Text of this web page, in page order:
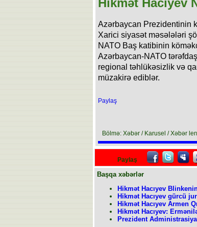
Hikmət Hacıyev
Azərbaycan Prezidentinin
Xarici siyasət məsələləri
NATO Baş katibinin
Azərbaycan-NATO
regional təhlükəsizlik və
müzakirə ediblər.
Paylaş
Bölmə: Xəbər / Karusel / Xəbər
Paylaş
Başqa xəbərlər
Hikmət Hacıyev
Hikmət Hacıyev gürcü
Hikmət Hacıyev Armen
Hikmət Hacıyev:
Prezident